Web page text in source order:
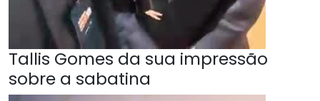
Tallis Gomes da sua impressão
sobre a sabatina